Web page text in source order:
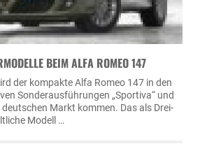
BEIM ALFA ROMEO 147
der kompakte Alfa Romeo 147 in den
Sonderausführungen „Sportiva“ und
deutschen Markt kommen. Das als Drei-
Modell …